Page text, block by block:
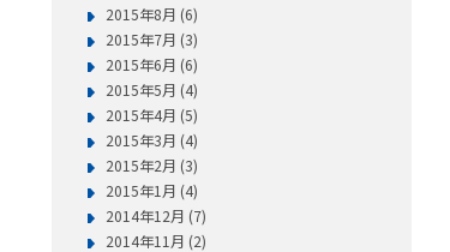
2015年8月 (6)
2015年7月 (3)
2015年6月 (6)
2015年5月 (4)
2015年4月 (5)
2015年3月 (4)
2015年2月 (3)
2015年1月 (4)
2014年12月 (7)
2014年11月 (2)